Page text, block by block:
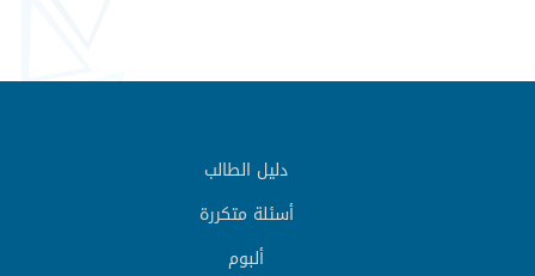
دليل الطالب
أسئلة متكررة
ألبوم